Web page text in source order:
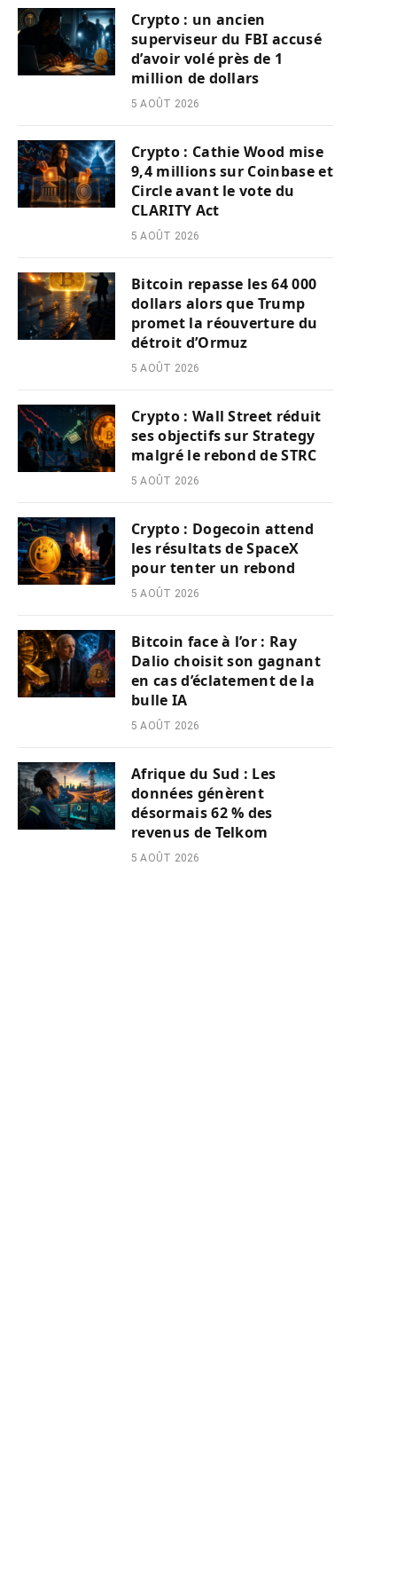
Crypto : un ancien
superviseur du FBI accusé
d’avoir volé près de 1
million de dollars
5 AOÛT 2026
Crypto : Cathie Wood mise
9,4 millions sur Coinbase et
Circle avant le vote du
CLARITY Act
5 AOÛT 2026
Bitcoin repasse les 64 000
dollars alors que Trump
promet la réouverture du
détroit d’Ormuz
5 AOÛT 2026
Crypto : Wall Street réduit
ses objectifs sur Strategy
malgré le rebond de STRC
5 AOÛT 2026
Crypto : Dogecoin attend
les résultats de SpaceX
pour tenter un rebond
5 AOÛT 2026
Bitcoin face à l’or : Ray
Dalio choisit son gagnant
en cas d’éclatement de la
bulle IA
5 AOÛT 2026
Afrique du Sud : Les
données génèrent
désormais 62 % des
revenus de Telkom
5 AOÛT 2026